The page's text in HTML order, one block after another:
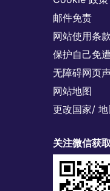
邮件免责
网站使用条款
保护自己免
无障碍网页
网站地图
更改国家/ 地
关注微信获